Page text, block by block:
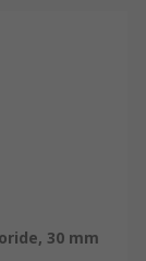
30 mm